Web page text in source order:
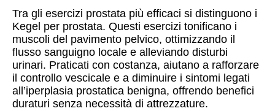
Tra gli esercizi prostata più efficaci si distinguono i
Kegel per prostata. Questi esercizi tonificano i
muscoli del pavimento pelvico, ottimizzando il
flusso sanguigno locale e alleviando disturbi
urinari. Praticati con costanza, aiutano a rafforzare
il controllo vescicale e a diminuire i sintomi legati
all’iperplasia prostatica benigna, offrendo benefici
duraturi senza necessità di attrezzature.